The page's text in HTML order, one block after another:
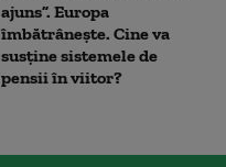
ajuns”. Europa
îmbătrânește. Cine va
susține sistemele de
pensii în viitor?